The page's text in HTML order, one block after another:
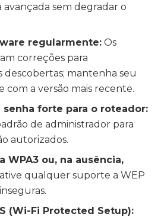
sem degradar o
regularmente: Os
correções para
descobertas; mantenha seu
com a versão mais recente.
senha forte para o roteador:
de administrador para
autorizados.
WPA3 ou, na ausência,
qualquer suporte a WEP
(Wi-Fi Protected Setup):